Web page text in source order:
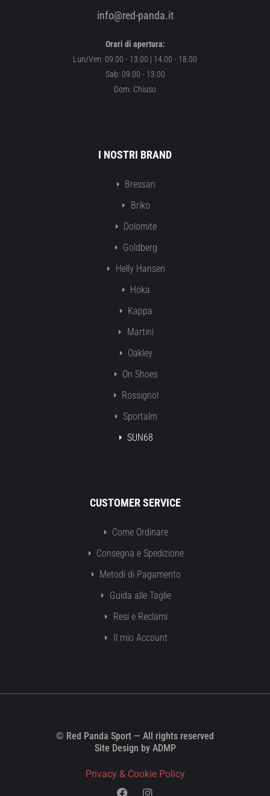
info@red-panda.it
Orari di apertura:
Lun/Ven: 09.00 - 13.00 | 14.00 - 18.00
Sab: 09.00 - 13.00
Dom: Chiuso
I NOSTRI BRAND
Bressan
Briko
Dolomite
Goldberg
Helly Hansen
Hoka
Kappa
Martini
Oakley
On Shoes
Rossignol
Sportalm
SUN68
CUSTOMER SERVICE
Come Ordinare
Consegna e Spedizione
Metodi di Pagamento
Guida alle Taglie
Resi e Reclami
Il mio Account
© Red Panda Sport — All rights reserved
Site Design by ADMP
Privacy & Cookie Policy